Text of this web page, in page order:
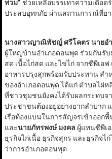
ท่วม” ช่วยเหลือบรรเทาความเดือ
ประสบอุทกภัย ผ่านสถานการณ์ที่ย
นางสาวญาณิพัชญ์ ศรีโคตร นายอ
ผู้ใหญ่บ้านอำเภอดอนพุด ร่วมกันรั
สด เนื้อไก่สด และไข่ไก่ จากซีพีเอ
อาหารปรุงสุกพร้อมรับประทาน ส
ของอำเภอดอนพุด ได้แก่ ตำบลไผ่
ที่ชาวชุมชนยังคงได้รับผลกระทบจ
ประชาชนต้องอยู่อย่างยากลำบาก
เรือท้องแบนในการสัญจรเข้าออกพื้
และนายภัทรพงษ์ มงคล ผู้แทนซีพีเ
ธุรกิจไก่เนื้อ ธุรกิจสุกร และธุรกิจ
ว่าการอำเภอดอนพุด